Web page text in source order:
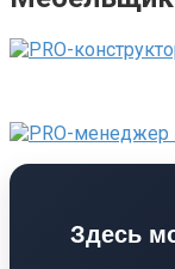
Здесь